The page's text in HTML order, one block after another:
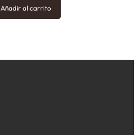
Añadir al carrito